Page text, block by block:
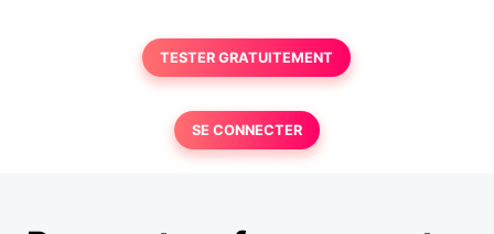
TESTER GRATUITEMENT
SE CONNECTER